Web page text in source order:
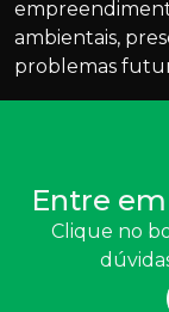
ambientais,
problemas
Entre
Clique no